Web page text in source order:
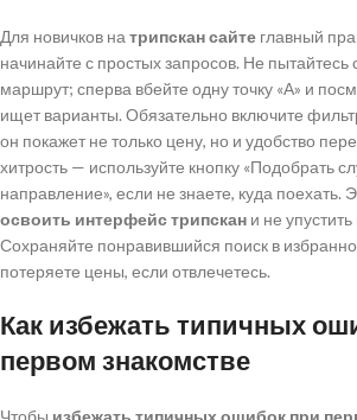
Для новичков натрипскан сайте главный
начинайте с простых запросов. Не пытайтесь
маршрут; сперва вбейте одну точку «А» и
ищет варианты. Обязательно включите
он покажет не только цену, но и удобство
хитрость — используйте кнопку «Подобрать
направление», если не знаете, куда поехать.
освоить интерфейс трипскан и не
Сохраняйте понравившийся поиск в
потеряете цены, если отвлечетесь.
Как избежать типичных
первом знакомстве